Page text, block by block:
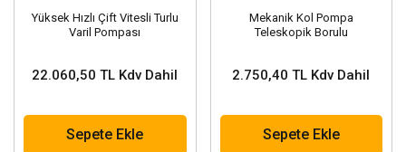
Yüksek Hızlı Çift Vitesli Turlu
Varil Pompası
22.060,50 TL Kdv Dahil
Sepete Ekle
Mekanik Kol Pompa
Teleskopik Borulu
2.750,40 TL Kdv Dahil
Sepete Ekle